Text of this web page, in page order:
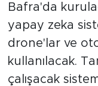
Bafra'da
yapay zeka
drone'lar ve
kullanılacak.
çalışacak